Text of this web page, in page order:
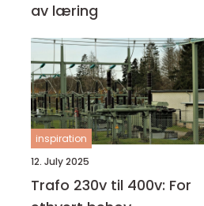
av læring
inspiration
12. July 2025
Trafo 230v til 400v: For